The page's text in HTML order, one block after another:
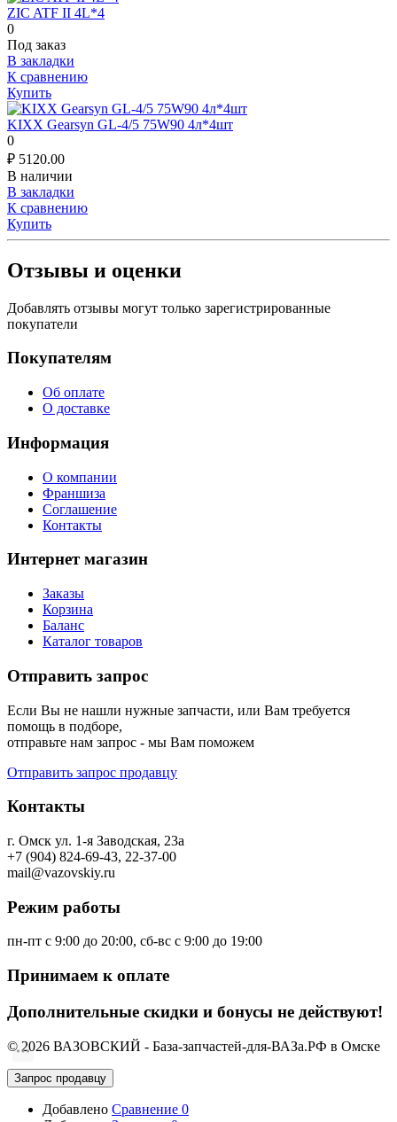
ZIC ATF II 4L*4
0
Под заказ
В закладки
К сравнению
Купить
KIXX Gearsyn GL-4/5 75W90 4л*4шт
0
₽ 5120.00
В наличии
В закладки
К сравнению
Купить
Отзывы и оценки
Добавлять отзывы могут только зарегистрированные
покупатели
Покупателям
Об оплате
О доставке
Информация
О компании
Франшиза
Соглашение
Контакты
Интернет магазин
Заказы
Корзина
Баланс
Каталог товаров
Отправить запрос
Если Вы не нашли нужные запчасти, или Вам требуется
помощь в подборе,
отправьте нам запрос - мы Вам поможем
Отправить запрос продавцу
Контакты
г. Омск ул. 1-я Заводская, 23а
+7 (904) 824-69-43, 22-37-00
mail@vazovskiy.ru
Режим работы
пн-пт с 9:00 до 20:00, сб-вс с 9:00 до 19:00
Принимаем к оплате
Дополнительные скидки и бонусы не действуют!
© 2026 ВАЗОВСКИЙ - База-запчастей-для-ВАЗа.РФ в Омске
Запрос продавцу
Добавлено Сравнение 0